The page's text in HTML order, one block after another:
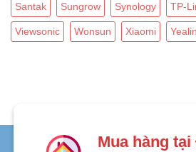
Santak Sungrow Synology TP-
Viewsonic Wonsun Xiaomi
Mua hàng